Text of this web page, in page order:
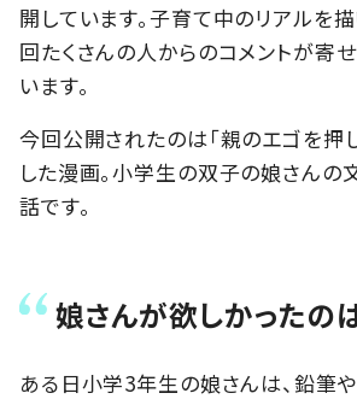
開しています。子育て中のリアルを
回たくさんの人からのコメントが寄
います。
今回公開されたのは「親のエゴを押
した漫画。小学生の双子の娘さんの
話です。
娘さんが欲しかったの
ある日小学3年生の娘さんは、鉛筆